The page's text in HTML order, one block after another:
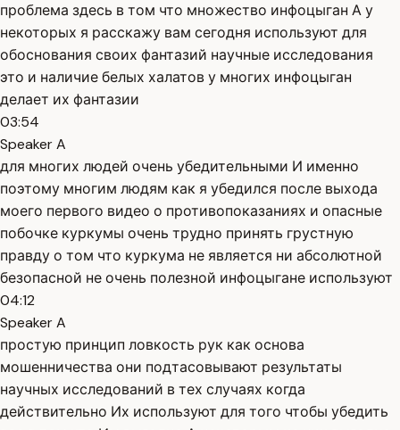
проблема здесь в том что множество инфоцыган А у
некоторых я расскажу вам сегодня используют для
обоснования своих фантазий научные исследования
это и наличие белых халатов у многих инфоцыган
делает их фантазии
03:54
Speaker A
для многих людей очень убедительными И именно
поэтому многим людям как я убедился после выхода
моего первого видео о противопоказаниях и опасные
побочке куркумы очень трудно принять грустную
правду о том что куркума не является ни абсолютной
безопасной не очень полезной инфоцыгане используют
04:12
Speaker A
простую принцип ловкость рук как основа
мошенничества они подтасовывают результаты
научных исследований в тех случаях когда
действительно Их используют для того чтобы убедить